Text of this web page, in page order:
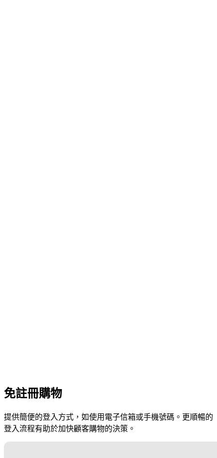
免註冊購物
提供簡便的登入方式，如使用電子信箱或手機號碼。更順暢的
登入流程有助於加快顧客購物的決策。